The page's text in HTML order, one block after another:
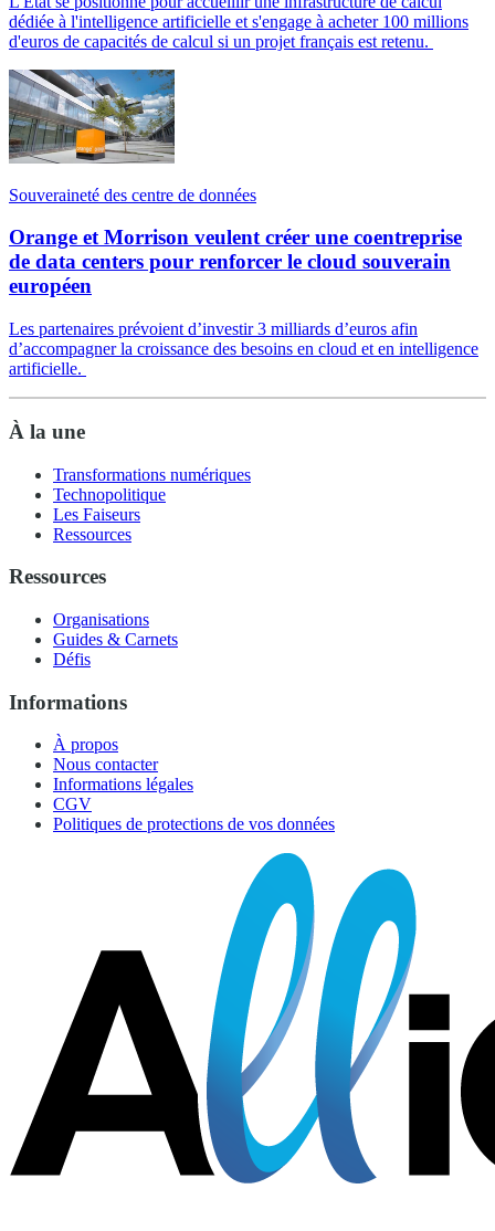
dédiée à l'intelligence artificielle et s'engage à acheter 100 millions
d'euros de capacités de calcul si un projet français est retenu.
Souveraineté des centre de données
Orange et Morrison veulent créer une coentreprise
de data centers pour renforcer le cloud souverain
européen
Les partenaires prévoient d’investir 3 milliards d’euros afin
d’accompagner la croissance des besoins en cloud et en intelligence
artificielle.
À la une
Transformations numériques
Technopolitique
Les Faiseurs
Ressources
Ressources
Organisations
Guides & Carnets
Défis
Informations
À propos
Nous contacter
Informations légales
CGV
Politiques de protections de vos données